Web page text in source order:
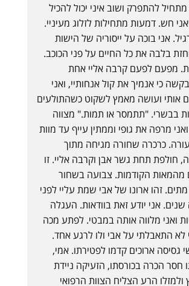
להתפרק ושוב איני יכול להכיל
חש. דמעות מתחילות לזלוג מעיניי.
אני בוכה על ייסוריה של הישות
בלבה את כל החיים על פני הכוכב.
מפעם לפעם קרבה אליי אחת
כי אנמיך את קול אנחותיי, ואני
אותי ועושה מאמץ לשקוט כשהתולעים
בבשרי. "תתמסר או תמות." מצווה
מרפה את גופי וממתין עייף עד מוות
כרכרה שחורה מגיחה מתוך
חולפת תחת גשר אבן וקרבה אליי. זו
מהמאות הקודמות. צבועה בשחור
מתים. זהו ארונו של אבי שמת עליי לפני
אני יודע זאת בוודאות. העגלה
ואני מלווה אותה במבטי. לפתע מכה
לא התאבלתי על אבי ולו לרגע אחד.
גסיסה ארוכים קדמו לפטירתו. אמי,
חסר הכרה בכורסתו, הזעיקה ניידת
ולמזלו הרע הצליח הצוות הרפואי